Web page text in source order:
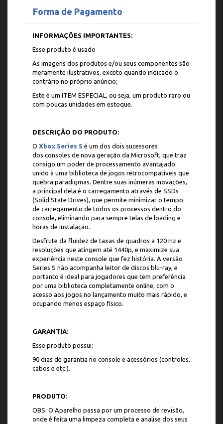
Forma de Pagamento
INFORMAÇÕES IMPORTANTES:
Esse produto é usado
As imagens dos produtos e/ou seus componentes são
meramente ilustrativos, exceto quando indicado o
contrário no próprio anúncio;
Este é um ITEM ESPECIAL, ou seja, um produto raro ou
com poucas unidades em estoque.
DESCRIÇÃO DO PRODUTO:
O Xbox Series S é um dos dois sucessores
dos consoles de nova geração da Microsoft, que traz
consigo um poder de processamento avantajado
unido à uma biblioteca de jogos retrocompatíveis que
quebra paradigmas. Dentre suas inúmeras inovações,
a principal dela é o carregamento através de SSDs
(Solid State Drives), que permite minimizar o tempo
de carregamento de todos os processos dentro do
console, eliminando para sempre telas de loading e
horas de instalação.
Desfrute da fluidez de taxas de quadros a 120 Hz e
resoluções que atingem até 1440p, e maximize sua
experiência neste console que fez história. A versão
Series S não acompanha leitor de discos blu-ray, e
portanto é ideal para jogadores que tem preferência
por uma biblioteca completamente online, com o
acesso aos jogos no lançamento muito mais rápido, e
ocupando menos espaço físico.
GARANTIA:
Esse produto possui:
90 dias de garantia no console e acessórios (controles,
cabos e etc.).
PRODUTO:
OBS: O Aparelho passa por um processo de revisão,
onde é feita uma limpeza completa e analise dos seus